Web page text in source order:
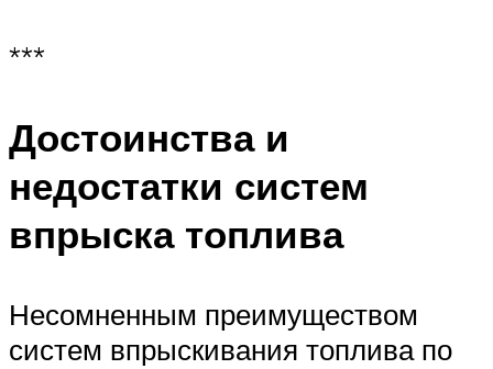
***
Достоинства и
недостатки систем
впрыска топлива
Несомненным преимуществом
систем впрыскивания топлива по